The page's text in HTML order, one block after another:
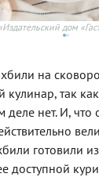
дом
на
так
деле нет. И,
готовили
доступной